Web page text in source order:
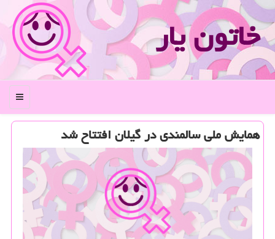
خاتون یار
منو
همایش ملی سالمندی در گیلان افتتاح شد